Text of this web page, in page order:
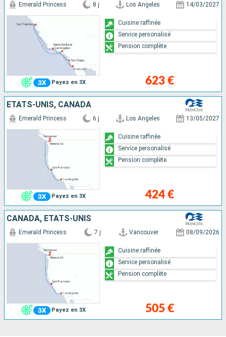
Payez en 3X
Emerald Princess 8 j Los Angeles 14/03/2027
623 €
Cuisine raffinée
Service personalisé
Pension complète
ÉTATS-UNIS, CANADA
Payez en 3X
Emerald Princess 6 j Los Angeles 13/05/2027
424 €
Cuisine raffinée
Service personalisé
Pension complète
CANADA, ÉTATS-UNIS
Payez en 3X
Emerald Princess 7 j Vancouver 08/09/2026
505 €
Cuisine raffinée
Service personalisé
Pension complète